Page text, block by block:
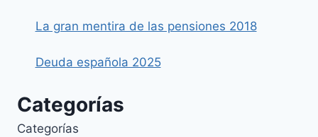
La gran mentira de las pensiones 2018
Deuda española 2025
Categorías
Categorías